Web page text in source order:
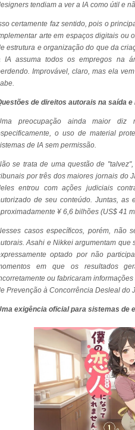
tendiam a ver a IA como útil e
certamente faz sentido, pois o
arte em espaços digitais ou
estrutura e organização do que da
IA assuma todos os empregos na
Improvável, claro, mas ela
de direitos autorais na saída e
preocupação ainda maior diz
o uso de material
de IA sem permissão.
se trata de uma questão de
por três dos maiores jornais do
entrou com ações judiciais
de seu conteúdo. Juntas, as
¥ 6,6 bilhões (US$ 41
casos específicos, porém, não
Asahi e Nikkei argumentam
optado por não
em que os resultados
ou fabricaram
Prevenção à Concorrência Desleal do
exigência oficial para sistemas de